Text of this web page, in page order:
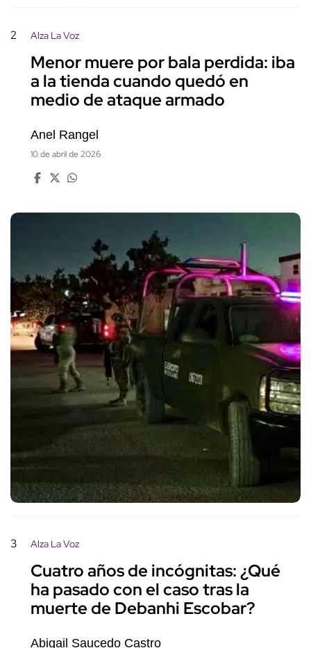
2 Alza La Voz
Menor muere por bala perdida: iba
a la tienda cuando quedó en
medio de ataque armado
Anel Rangel
10 de abril de 2026
3 Alza La Voz
Cuatro años de incógnitas: ¿Qué
ha pasado con el caso tras la
muerte de Debanhi Escobar?
Abigail Saucedo Castro